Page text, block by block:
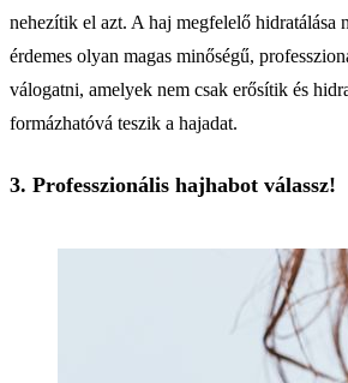
nehezítik el azt. A haj megfelelő hidratálása
érdemes olyan magas minőségű,
válogatni, amelyek nem csak erősítik és
formázhatóvá teszik a hajadat.
3. Professzionális hajhabot válassz!